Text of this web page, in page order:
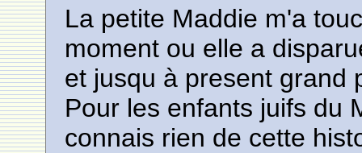
La petite Maddie m'a
moment ou elle a
et jusqu à present grand
Pour les enfants juifs du
connais rien de cette